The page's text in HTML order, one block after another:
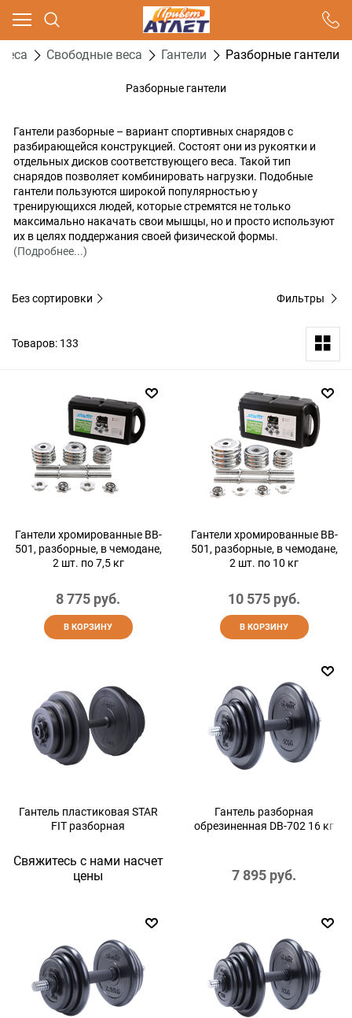
Свободные веса Гантели Разборные гантели
Разборные гантели
Гантели разборные – вариант спортивных снарядов с
разбирающейся конструкцией. Состоят они из рукоятки и
отдельных дисков соответствующего веса. Такой тип
снарядов позволяет комбинировать нагрузки. Подобные
гантели пользуются широкой популярностью у
тренирующихся людей, которые стремятся не только
максимально накачать свои мышцы, но и просто используют
их в целях поддержания своей физической формы.
(Подробнее...)
Без сортировки Фильтры
Товаров: 133
Гантели хромированные BB-
501, разборные, в чемодане,
2 шт. по 7,5 кг
8 775 руб.
В КОРЗИНУ
Гантели хромированные BB-
501, разборные, в чемодане,
2 шт. по 10 кг
10 575 руб.
В КОРЗИНУ
Гантель пластиковая STAR
FIT разборная
Свяжитесь с нами насчет
цены
Гантель разборная
обрезиненная DB-702 16 кг
7 895 руб.
Ваш город - Москва,
угадали?
ДА НЕТ